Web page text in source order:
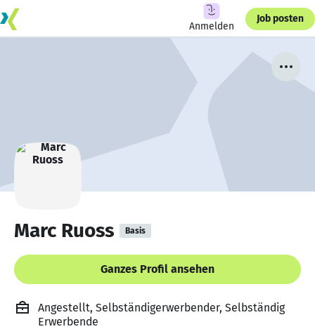
Anmelden
Job posten
Marc Ruoss Basis
Ganzes Profil ansehen
Angestellt, Selbständigerwerbender, Selbständig
Erwerbende